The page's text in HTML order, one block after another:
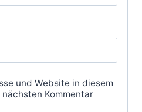
und Website in diesem
Kommentar